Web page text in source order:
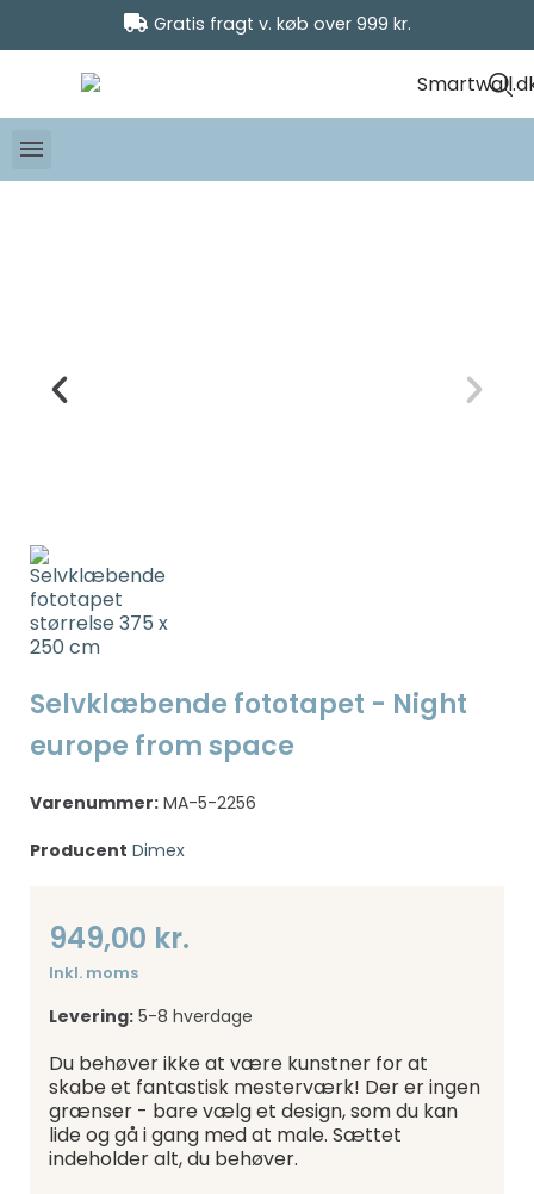
Gratis fragt v. køb over 999 kr.
Selvklæbende fototapet - Night
europe from space
Varenummer: MA-5-2256
Producent Dimex
949,00 kr.
Inkl. moms
Levering: 5-8 hverdage
Du behøver ikke at være kunstner for at
skabe et fantastisk mesterværk! Der er ingen
grænser - bare vælg et design, som du kan
lide og gå i gang med at male. Sættet
indeholder alt, du behøver.